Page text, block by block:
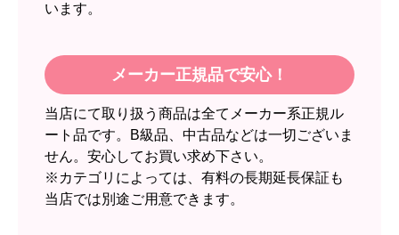
2026年6月30日 23:50
欲しい商品をスムーズに注文できましたか？
はい
ショップからの連絡や対応は適切でしたか？
無回答
予定の期日までに商品が届きましたか？
います。
メーカー正規品で安心！
当店にて取り扱う商品は全てメーカー系正規ル
ート品です。B級品、中古品などは一切ございま
せん。安心してお買い求め下さい。
※カテゴリによっては、有料の長期延長保証も
当店では別途ご用意できます。